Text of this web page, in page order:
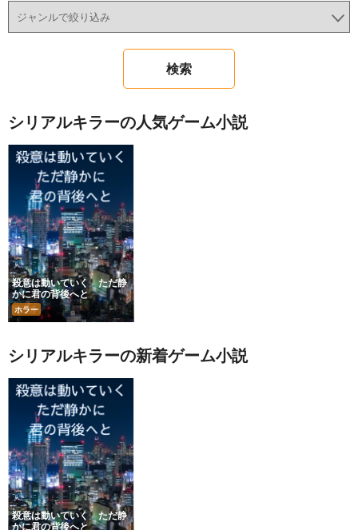
シリアルキラーの人気ゲーム小説
殺意は動いていく ただ静
かに君の背後へと
ホラー
シリアルキラーの新着ゲーム小説
殺意は動いていく ただ静
かに君の背後へと